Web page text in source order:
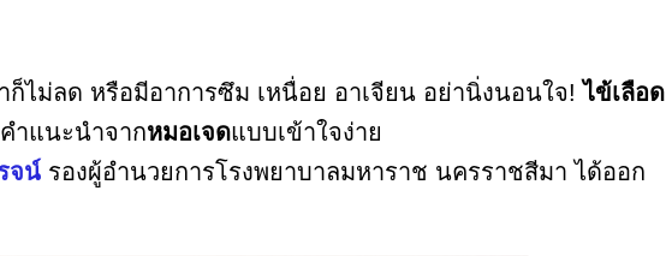
ก็ไม่ลด หรือมีอาการซึม เหนื่อย อาเจียน อย่านิ่งนอนใจ! ไข้เลือด
ำแนะนำจากหมอเจดแบบเข้าใจง่าย
จน์ รองผู้อำนวยการโรงพยาบาลมหาราช นครราชสีมา ได้ออก